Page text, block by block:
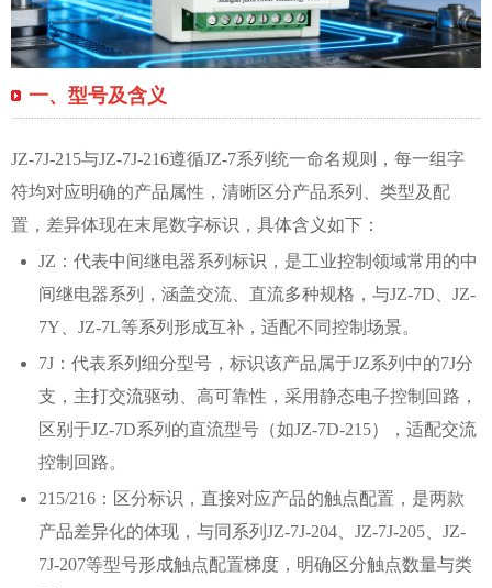
一、型号及含义
JZ-7J-215与JZ-7J-216遵循JZ-7系列统一命名规则，每一组字
符均对应明确的产品属性，清晰区分产品系列、类型及配
置，差异体现在末尾数字标识，具体含义如下：
JZ：代表中间继电器系列标识，是工业控制领域常用的中
间继电器系列，涵盖交流、直流多种规格，与JZ-7D、JZ-
7Y、JZ-7L等系列形成互补，适配不同控制场景。
7J：代表系列细分型号，标识该产品属于JZ系列中的7J分
支，主打交流驱动、高可靠性，采用静态电子控制回路，
区别于JZ-7D系列的直流型号（如JZ-7D-215），适配交流
控制回路。
215/216：区分标识，直接对应产品的触点配置，是两款
产品差异化的体现，与同系列JZ-7J-204、JZ-7J-205、JZ-
7J-207等型号形成触点配置梯度，明确区分触点数量与类